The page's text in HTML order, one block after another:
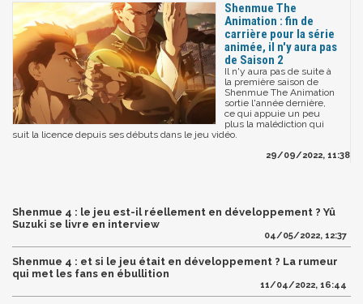
Shenmue The
Animation : fin de
carrière pour la série
animée, il n'y aura pas
de Saison 2
Il n'y aura pas de suite à
la première saison de
Shenmue The Animation
sortie l'année dernière,
ce qui appuie un peu
plus la malédiction qui
suit la licence depuis ses débuts dans le jeu vidéo.
29/09/2022, 11:38
Shenmue 4 : le jeu est-il réellement en développement ? Yû
Suzuki se livre en interview
04/05/2022, 12:37
Shenmue 4 : et si le jeu était en développement ? La rumeur
qui met les fans en ébullition
11/04/2022, 16:44